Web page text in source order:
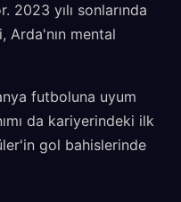
yılı sonlarında
Arda'nın mental
futboluna uyum
da kariyerindeki ilk
gol bahislerinde